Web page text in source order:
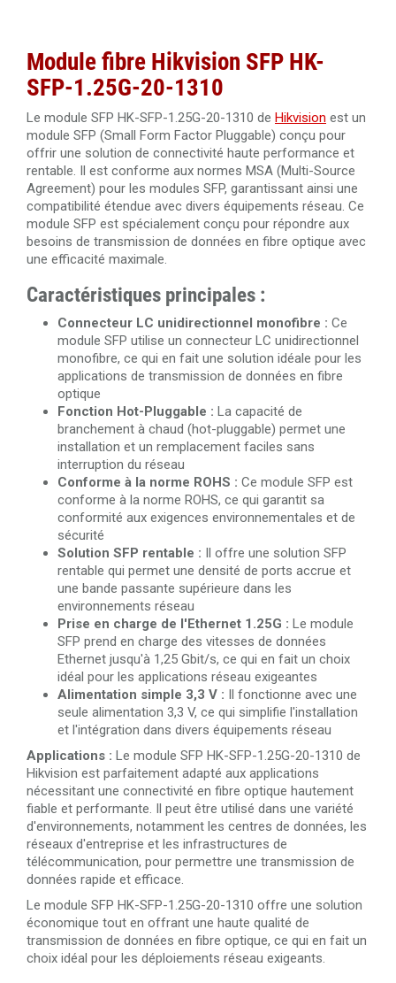
Module fibre Hikvision SFP HK-
SFP-1.25G-20-1310
Le module SFP HK-SFP-1.25G-20-1310 de Hikvision est un
module SFP (Small Form Factor Pluggable) conçu pour
offrir une solution de connectivité haute performance et
rentable. Il est conforme aux normes MSA (Multi-Source
Agreement) pour les modules SFP, garantissant ainsi une
compatibilité étendue avec divers équipements réseau. Ce
module SFP est spécialement conçu pour répondre aux
besoins de transmission de données en fibre optique avec
une efficacité maximale.
Caractéristiques principales :
Connecteur LC unidirectionnel monofibre : Ce
module SFP utilise un connecteur LC unidirectionnel
monofibre, ce qui en fait une solution idéale pour les
applications de transmission de données en fibre
optique
Fonction Hot-Pluggable : La capacité de
branchement à chaud (hot-pluggable) permet une
installation et un remplacement faciles sans
interruption du réseau
Conforme à la norme ROHS : Ce module SFP est
conforme à la norme ROHS, ce qui garantit sa
conformité aux exigences environnementales et de
sécurité
Solution SFP rentable : Il offre une solution SFP
rentable qui permet une densité de ports accrue et
une bande passante supérieure dans les
environnements réseau
Prise en charge de l'Ethernet 1.25G : Le module
SFP prend en charge des vitesses de données
Ethernet jusqu'à 1,25 Gbit/s, ce qui en fait un choix
idéal pour les applications réseau exigeantes
Alimentation simple 3,3 V : Il fonctionne avec une
seule alimentation 3,3 V, ce qui simplifie l'installation
et l'intégration dans divers équipements réseau
Applications : Le module SFP HK-SFP-1.25G-20-1310 de
Hikvision est parfaitement adapté aux applications
nécessitant une connectivité en fibre optique hautement
fiable et performante. Il peut être utilisé dans une variété
d'environnements, notamment les centres de données, les
réseaux d'entreprise et les infrastructures de
télécommunication, pour permettre une transmission de
données rapide et efficace.
Le module SFP HK-SFP-1.25G-20-1310 offre une solution
économique tout en offrant une haute qualité de
transmission de données en fibre optique, ce qui en fait un
choix idéal pour les déploiements réseau exigeants.